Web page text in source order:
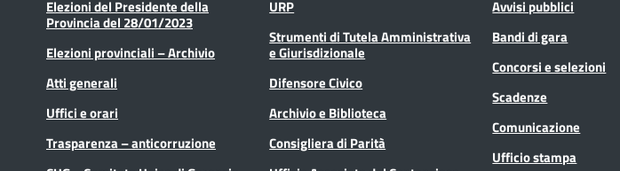
Elezioni del Presidente della
Provincia del 28/01/2023
Elezioni provinciali – Archivio
Atti generali
Uffici e orari
Trasparenza – anticorruzione
URP
Strumenti di Tutela Amministrativa
e Giurisdizionale
Difensore Civico
Archivio e Biblioteca
Consigliera di Parità
Avvisi pubblici
Bandi di gara
Concorsi e selezioni
Scadenze
Comunicazione
Ufficio stampa